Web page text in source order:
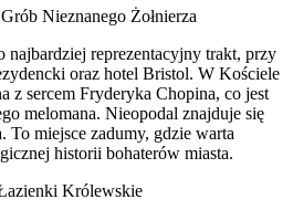
Nieznanego Żołnierza
najbardziej reprezentacyjny trakt, przy
oraz hotel Bristol. W Kościele
z sercem Fryderyka Chopina, co jest
melomana. Nieopodal znajduje się
To miejsce zadumy, gdzie warta
historii bohaterów miasta.
Królewskie